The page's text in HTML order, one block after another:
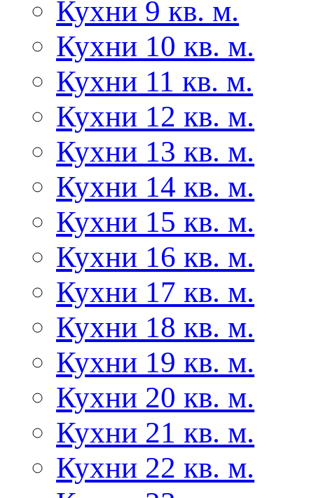
Кухни 9 кв. м.
Кухни 10 кв. м.
Кухни 11 кв. м.
Кухни 12 кв. м.
Кухни 13 кв. м.
Кухни 14 кв. м.
Кухни 15 кв. м.
Кухни 16 кв. м.
Кухни 17 кв. м.
Кухни 18 кв. м.
Кухни 19 кв. м.
Кухни 20 кв. м.
Кухни 21 кв. м.
Кухни 22 кв. м.